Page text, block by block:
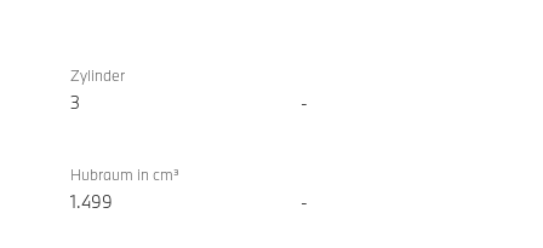
Turbo
Verbrennungsmotor
220i
Active
Zylinder
3 -
Hubraum in cm³
1.499 -